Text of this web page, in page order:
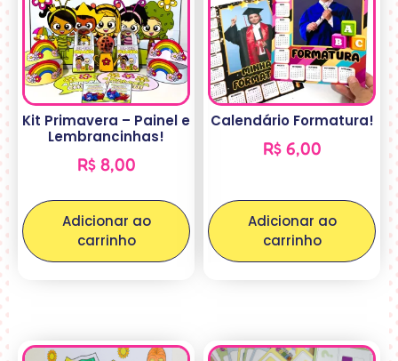
Kit Primavera – Painel e
Lembrancinhas!
R$8,00
Adicionar ao
carrinho
Calendário Formatura!
R$6,00
Adicionar ao
carrinho